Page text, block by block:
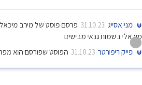
מני אסייג 31.10.23 פרסם פוסט של מירב
מיכאלי בשמות גנאי מבישים
פייק ריפורטר 31.10.23 הפוסט שפורסם הוא